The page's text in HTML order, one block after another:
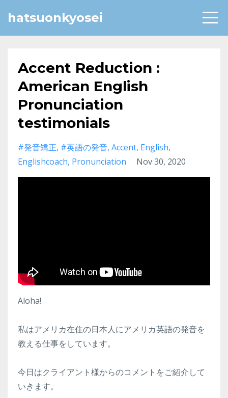
hatsuonkyosei
Accent Reduction :
American English
Pronunciation
testimonials
#発音矯正 #英語の発音 Accent English
Englishcoach Pronunciation Nov 30, 2020
Aloha!
私はアメリカ在住の日本人にアメリカ英語の発音を
教える仕事をしています。
今日はクライアント様からのコメントをご紹介して
いきます。